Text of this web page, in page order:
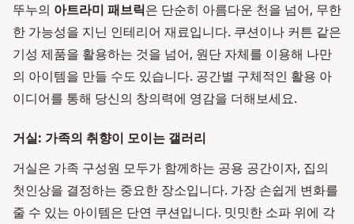
뚜누의 아트라미 패브릭은 단순히 아름다운 천을 넘어, 무한
한 가능성을 지닌 인테리어 재료입니다. 쿠션이나 커튼 같은
기성 제품을 활용하는 것을 넘어, 원단 자체를 이용해 나만
의 아이템을 만들 수도 있습니다. 공간별 구체적인 활용 아
이디어를 통해 당신의 창의력에 영감을 더해보세요.
거실: 가족의 취향이 모이는 갤러리
거실은 가족 구성원 모두가 함께하는 공용 공간이자, 집의
첫인상을 결정하는 중요한 장소입니다. 가장 손쉽게 변화를
줄 수 있는 아이템은 단연 쿠션입니다. 밋밋한 소파 위에 각